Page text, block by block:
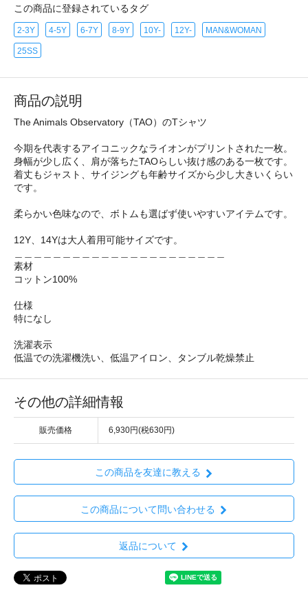
この商品に登録されているタグ
2-3Y 4-5Y 6-7Y 8-9Y 10Y- 12Y- MAN&WOMAN
25SS
商品の説明
The Animals Observatory（TAO）のTシャツ
今期を代表するアイコニックなライオンがプリントされた一枚。
身幅が少し広く、肩が落ちたTAOらしい抜け感のある一枚です。
着丈もジャスト、サイジングも年齢サイズから少し大きいくらい
です。
柔らかい色味なので、ボトムも選ばず使いやすいアイテムです。
12Y、14Yは大人着用可能サイズです。
素材
コットン100%
仕様
特になし
洗濯表示
低温での洗濯機洗い、低温アイロン、タンブル乾燥禁止
その他の詳細情報
販売価格 6,930円(税630円)
この商品を友達に教える
この商品について問い合わせる
返品について